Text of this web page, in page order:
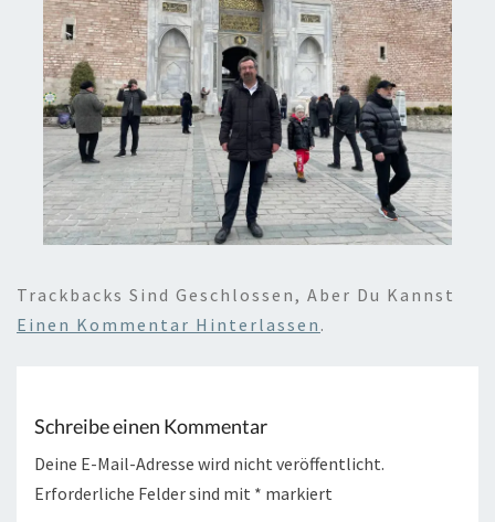
Trackbacks Sind Geschlossen, Aber Du Kannst
Einen Kommentar Hinterlassen .
Schreibe einen Kommentar
Deine E-Mail-Adresse wird nicht veröffentlicht.
Erforderliche Felder sind mit * markiert